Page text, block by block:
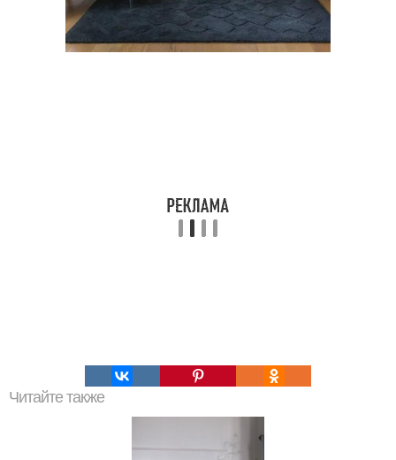
Читайте также